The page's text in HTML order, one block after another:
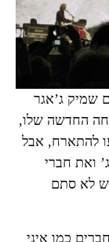
שמיק ג’אגר
החדשה שלו,
להתארח, אבל
ואת חברי
לא סתם
כמו איגי